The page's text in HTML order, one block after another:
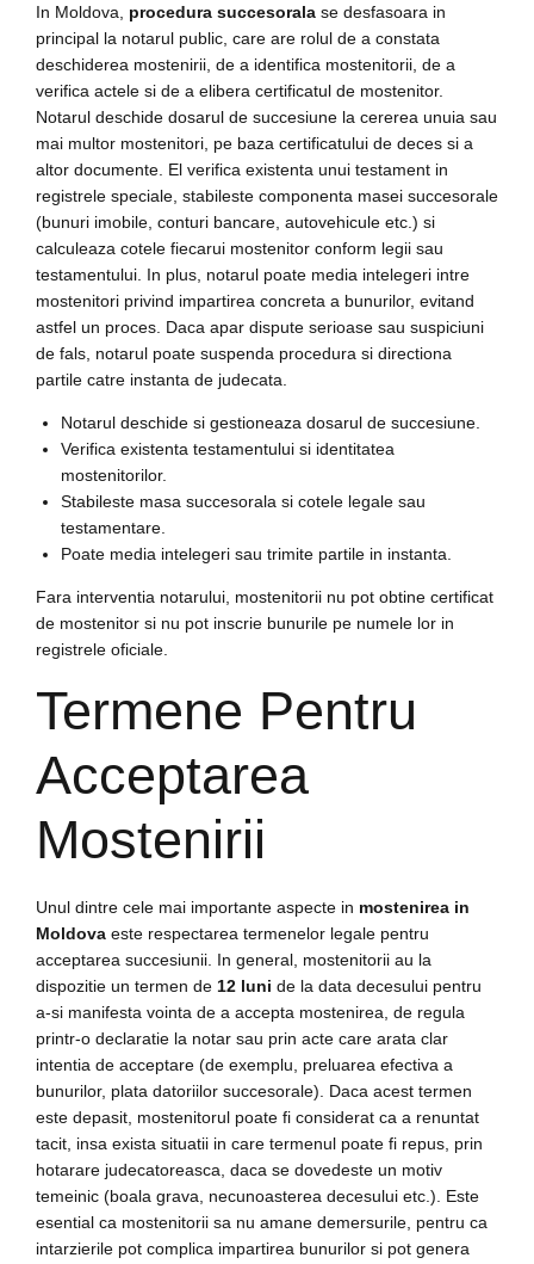
In Moldova, procedura succesorala se desfasoara in
principal la notarul public, care are rolul de a constata
deschiderea mostenirii, de a identifica mostenitorii, de a
verifica actele si de a elibera certificatul de mostenitor.
Notarul deschide dosarul de succesiune la cererea unuia sau
mai multor mostenitori, pe baza certificatului de deces si a
altor documente. El verifica existenta unui testament in
registrele speciale, stabileste componenta masei succesorale
(bunuri imobile, conturi bancare, autovehicule etc.) si
calculeaza cotele fiecarui mostenitor conform legii sau
testamentului. In plus, notarul poate media intelegeri intre
mostenitori privind impartirea concreta a bunurilor, evitand
astfel un proces. Daca apar dispute serioase sau suspiciuni
de fals, notarul poate suspenda procedura si directiona
partile catre instanta de judecata.
Notarul deschide si gestioneaza dosarul de succesiune.
Verifica existenta testamentului si identitatea
mostenitorilor.
Stabileste masa succesorala si cotele legale sau
testamentare.
Poate media intelegeri sau trimite partile in instanta.
Fara interventia notarului, mostenitorii nu pot obtine certificat
de mostenitor si nu pot inscrie bunurile pe numele lor in
registrele oficiale.
Termene Pentru
Acceptarea
Mostenirii
Unul dintre cele mai importante aspecte in mostenirea in
Moldova este respectarea termenelor legale pentru
acceptarea succesiunii. In general, mostenitorii au la
dispozitie un termen de 12 luni de la data decesului pentru
a-si manifesta vointa de a accepta mostenirea, de regula
printr-o declaratie la notar sau prin acte care arata clar
intentia de acceptare (de exemplu, preluarea efectiva a
bunurilor, plata datoriilor succesorale). Daca acest termen
este depasit, mostenitorul poate fi considerat ca a renuntat
tacit, insa exista situatii in care termenul poate fi repus, prin
hotarare judecatoreasca, daca se dovedeste un motiv
temeinic (boala grava, necunoasterea decesului etc.). Este
esential ca mostenitorii sa nu amane demersurile, pentru ca
intarzierile pot complica impartirea bunurilor si pot genera